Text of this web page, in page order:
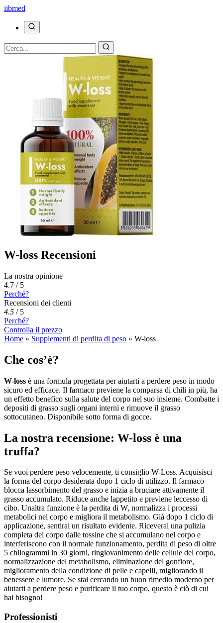
iibmed
W-loss Recensioni
La nostra opinione
4.7 / 5
Perché?
Recensioni dei clienti
4.5 / 5
Perché?
Controlla il prezzo
Home » Supplementi di perdita di peso » W-loss
Che cos’è?
W-loss è una formula progettata per aiutarti a perdere peso in modo
sicuro ed efficace. Il farmaco previene la comparsa di chili in più, ha
un effetto benefico sulla salute del corpo nel suo insieme. Combatte i
depositi di grasso sugli organi interni e rimuove il grasso
sottocutaneo. Disponibile sotto forma di gocce.
La nostra recensione: W-loss è una
truffa?
Se vuoi perdere peso velocemente, ti consiglio W-Loss. Acquisisci
la forma del corpo desiderata dopo 1 ciclo di utilizzo. Il farmaco
blocca lassorbimento del grasso e inizia a bruciare attivamente il
grasso accumulato. Riduce anche lappetito e previene leccesso di
cibo. Unaltra funzione è la perdita di W, normalizza i processi
metabolici nel corpo e migliora il metabolismo. Già dopo 1 ciclo di
applicazione, sentirai un risultato evidente. Riceverai una pulizia
completa del corpo dalle tossine che si accumulano nel corpo e
interferiscono con il normale funzionamento, perdita di peso di oltre
5 chilogrammi in 30 giorni, ringiovanimento delle cellule del corpo,
normalizzazione del metabolismo, eliminazione del gonfiore,
miglioramento della condizione di pelle e capelli, migliorando il
benessere e lumore. Se stai cercando un buon rimedio moderno per
aiutarti a perdere peso e purificare il tuo corpo, questo è ciò di cui
hai bisogno!
Professionisti